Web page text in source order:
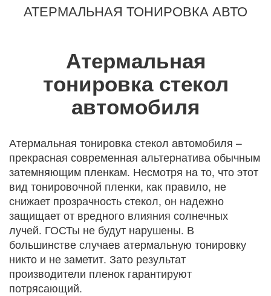
АТЕРМАЛЬНАЯ ТОНИРОВКА АВТО
Атермальная
тонировка стекол
автомобиля
Атермальная тонировка стекол автомобиля –
прекрасная современная альтернатива обычным
затемняющим пленкам. Несмотря на то, что этот
вид тонировочной пленки, как правило, не
снижает прозрачность стекол, он надежно
защищает от вредного влияния солнечных
лучей. ГОСТы не будут нарушены. В
большинстве случаев атермальную тонировку
никто и не заметит. Зато результат
производители пленок гарантируют
потрясающий.